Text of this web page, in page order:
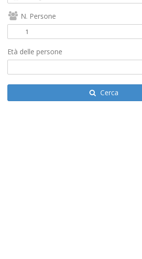
N. Persone
Età delle persone
Cerca